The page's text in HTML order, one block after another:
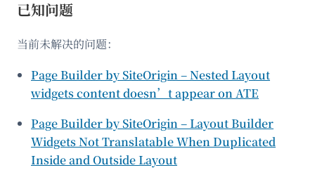
已知问题
当前未解决的问题：
Page Builder by SiteOrigin – Nested Layout
widgets content doesn’t appear on ATE
Page Builder by SiteOrigin – Layout Builder
Widgets Not Translatable When Duplicated
Inside and Outside Layout